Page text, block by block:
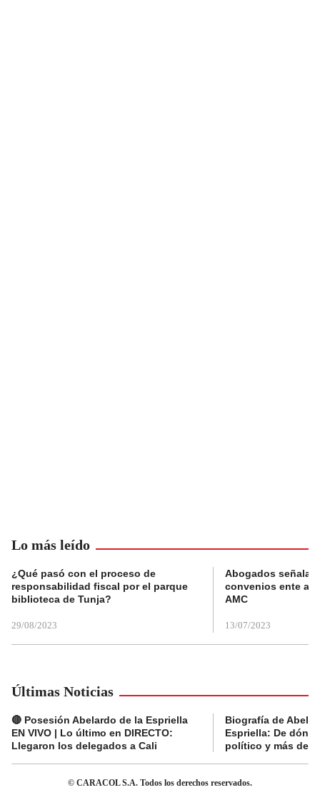
Lo más leído
¿Qué pasó con el proceso de
responsabilidad fiscal por el parque
biblioteca de Tunja?
29/08/2023
Abogados
convenios ente
AMC
13/07/2023
Últimas Noticias
🔴 Posesión Abelardo de la Espriella
EN VIVO | Lo último en DIRECTO:
Llegaron los delegados a Cali
Biografía de
Espriella: De
político y más del
© CARACOL S.A. Todos los derechos reservados.